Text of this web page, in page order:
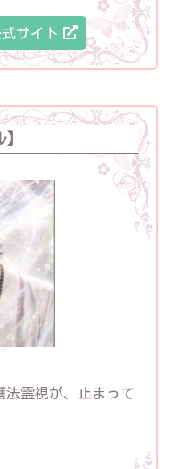
サイト
法霊視が、止まって